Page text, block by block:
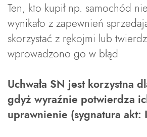
Ten, kto kupił np. samochód
wynikało z zapewnień
skorzystać z rękojmi lub
wprowadzono go w błąd
Uchwała SN jest korzystna
gdyż wyraźnie potwierdza
uprawnienie (sygnatura akt: